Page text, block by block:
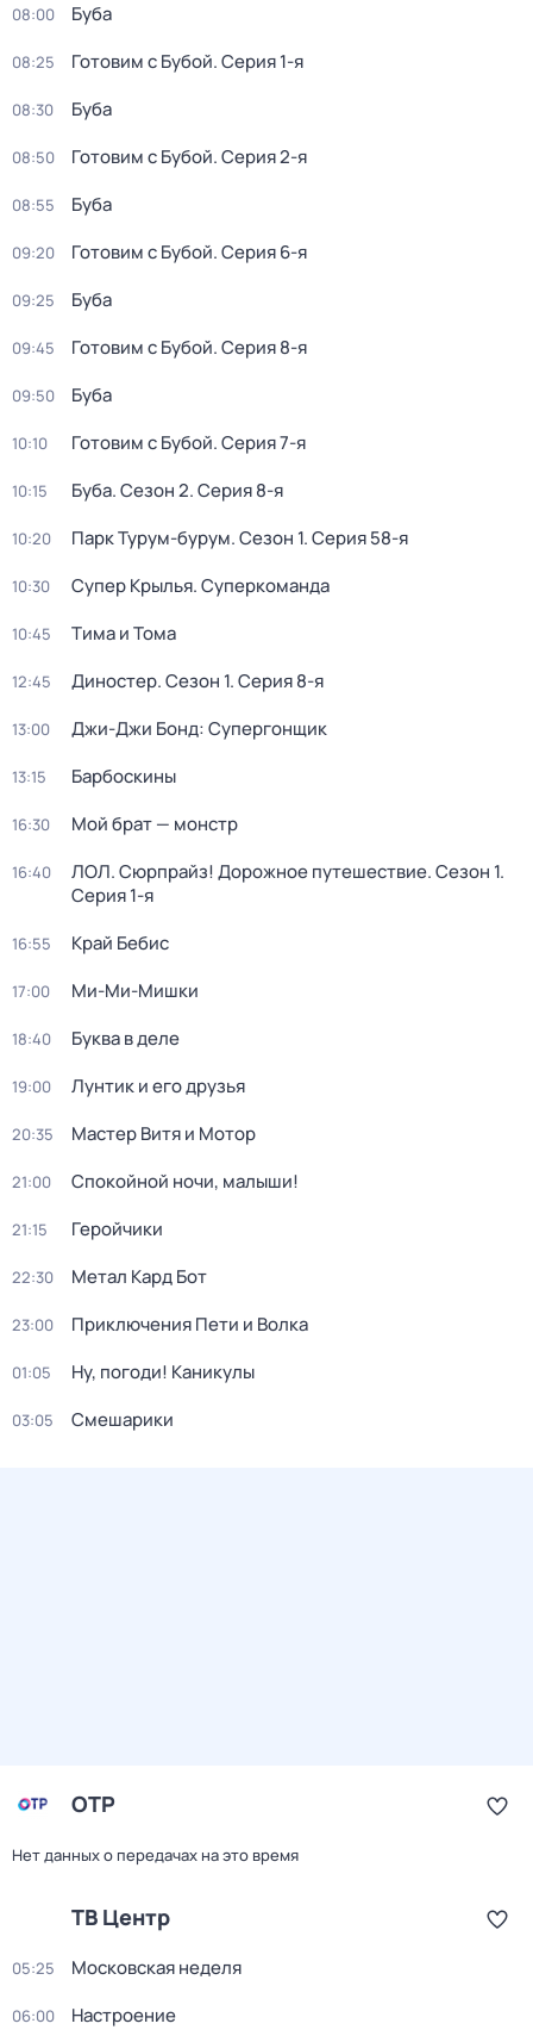
08:00 Буба
08:25 Готовим с Бубой. Серия 1-я
08:30 Буба
08:50 Готовим с Бубой. Серия 2-я
08:55 Буба
09:20 Готовим с Бубой. Серия 6-я
09:25 Буба
09:45 Готовим с Бубой. Серия 8-я
09:50 Буба
10:10 Готовим с Бубой. Серия 7-я
10:15 Буба. Сезон 2. Серия 8-я
10:20 Парк Турум-бурум. Сезон 1. Серия 58-я
10:30 Супер Крылья. Суперкоманда
10:45 Тима и Тома
12:45 Диностер. Сезон 1. Серия 8-я
13:00 Джи-Джи Бонд: Супергонщик
13:15 Барбоскины
16:30 Мой брат — монстр
16:40 ЛОЛ. Сюрпрайз! Дорожное путешествие. Сезон 1.
Серия 1-я
16:55 Край Бебис
17:00 Ми-Ми-Мишки
18:40 Буква в деле
19:00 Лунтик и его друзья
20:35 Мастер Витя и Мотор
21:00 Спокойной ночи, малыши!
21:15 Геройчики
22:30 Метал Кард Бот
23:00 Приключения Пети и Волка
01:05 Ну, погоди! Каникулы
03:05 Смешарики
ОТР
Нет данных о передачах на это время
ТВ Центр
05:25 Московская неделя
06:00 Настроение